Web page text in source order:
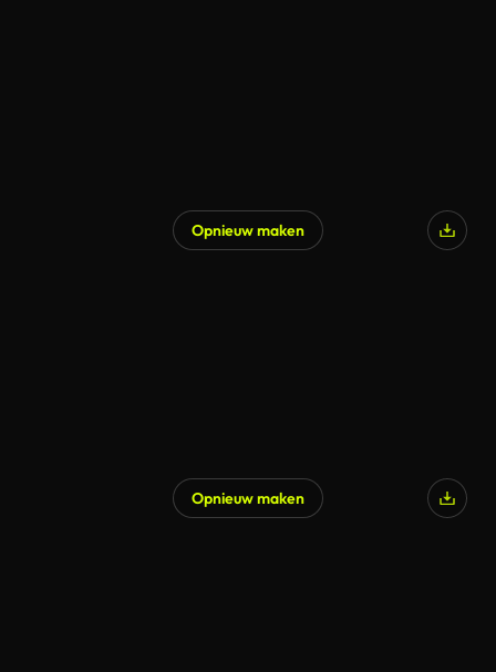
Opnieuw maken
Opnieuw maken